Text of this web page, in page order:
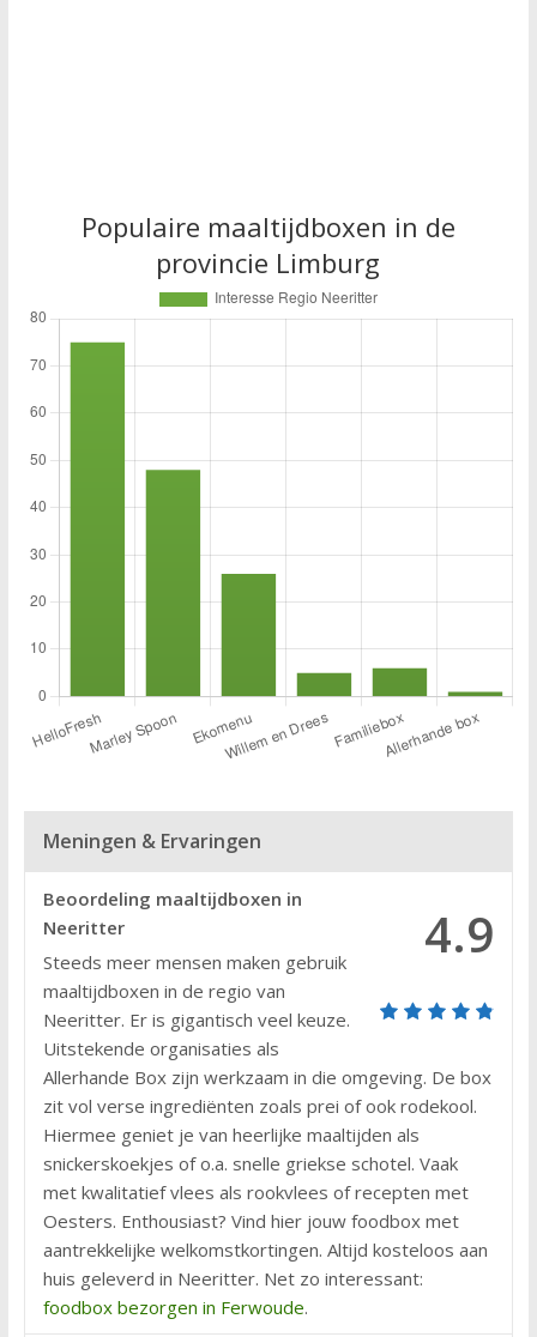
Populaire maaltijdboxen in de
provincie Limburg
Meningen & Ervaringen
4.9
Beoordeling maaltijdboxen in
Neeritter
Steeds meer mensen maken gebruik
maaltijdboxen in de regio van
Neeritter. Er is gigantisch veel keuze.
Uitstekende organisaties als
Allerhande Box zijn werkzaam in die omgeving. De box
zit vol verse ingrediënten zoals prei of ook rodekool.
Hiermee geniet je van heerlijke maaltijden als
snickerskoekjes of o.a. snelle griekse schotel. Vaak
met kwalitatief vlees als rookvlees of recepten met
Oesters. Enthousiast? Vind hier jouw foodbox met
aantrekkelijke welkomstkortingen. Altijd kosteloos aan
huis geleverd in Neeritter. Net zo interessant:
foodbox bezorgen in Ferwoude.